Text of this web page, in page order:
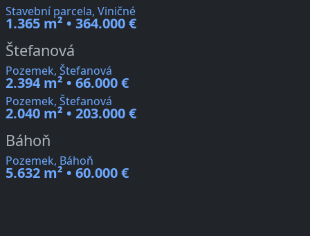
Stavební parcela, Viničné
1.365 m² • 364.000 €
Štefanová
Pozemek, Štefanová
2.394 m² • 66.000 €
Pozemek, Štefanová
2.040 m² • 203.000 €
Báhoň
Pozemek, Báhoň
5.632 m² • 60.000 €